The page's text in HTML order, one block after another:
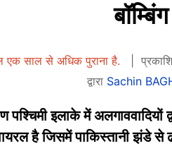
एक साल से अधिक पुराना है.
द्वारा Sachin
पश्चिमी इलाके में
है जिसमें पाकिस्तानी झंडे